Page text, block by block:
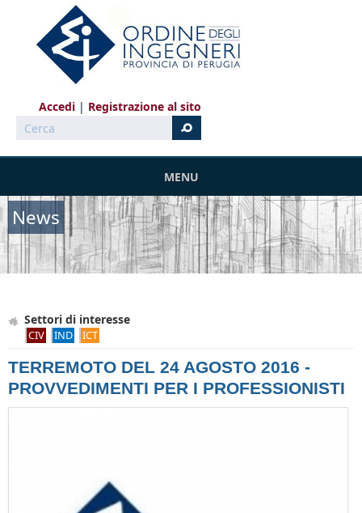
Salta al contenuto principale
Accedi
Registrazione al sito
Cerca
MENU
News
Settori di interesse
CIV IND ICT
TERREMOTO DEL 24 AGOSTO 2016 -
PROVVEDIMENTI PER I PROFESSIONISTI